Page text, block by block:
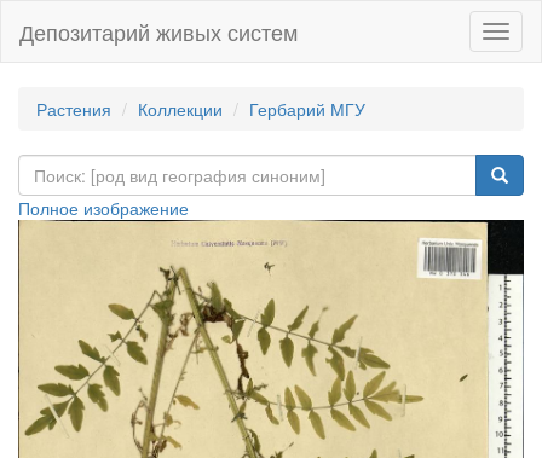
Депозитарий живых систем
Растения Коллекции Гербарий МГУ
Полное изображение